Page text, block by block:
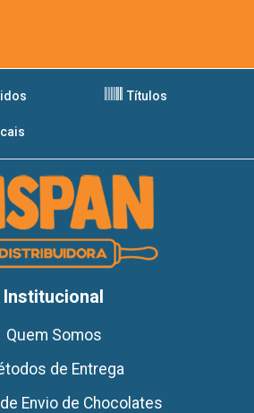
Títulos
Institucional
Quem Somos
de Entrega
Envio de Chocolates